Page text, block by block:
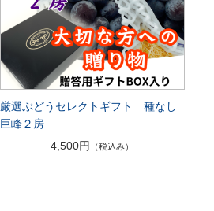
厳選ぶどうセレクトギフト 種なし
巨峰２房
4,500円
（税込み）